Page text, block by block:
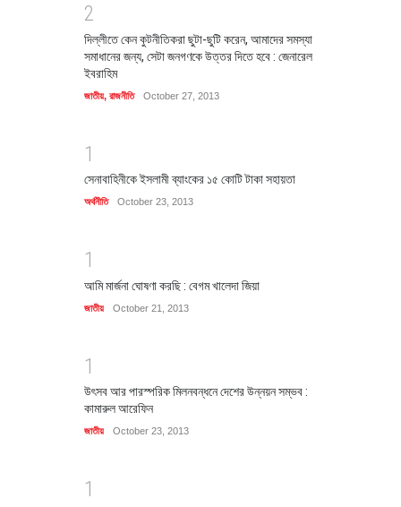
2
দিল্লীতে কেন কুটনীতিকরা ছুটা-ছুটি করেন, আমাদের সমস্যা
সমাধানের জন্য, সেটা জনগণকে উত্তর দিতে হবে : জেনারেল
ইবরাহিম
জাতীয়, রাজনীতি October 27, 2013
1
সেনাবাহিনীকে ইসলামী ব্যাংকের ১৫ কোটি টাকা সহায়তা
অর্থনীতি October 23, 2013
1
আমি মার্জনা ঘোষণা করছি : বেগম খালেদা জিয়া
জাতীয় October 21, 2013
1
উৎসব আর পারস্পরিক মিলনবন্ধনে দেশের উন্নয়ন সম্ভব :
কামারুল আরেফিন
জাতীয় October 23, 2013
1